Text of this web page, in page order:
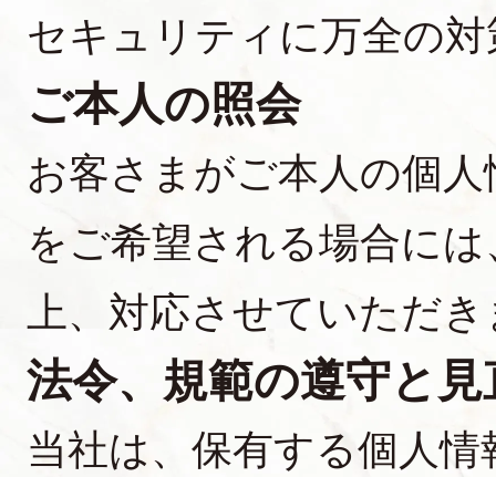
セキュリティに万全の
ご本人の照会
お客さまがご本人の個
をご希望される場合に
上、対応させていただ
法令、規範の遵守と
当社は、保有する個人